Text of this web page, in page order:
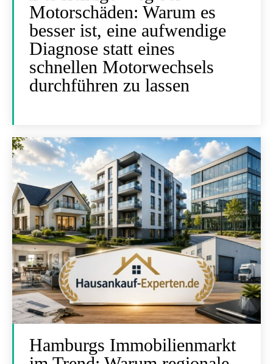
Motorschäden: Warum es
besser ist, eine aufwendige
Diagnose statt eines
schnellen Motorwechsels
durchführen zu lassen
Hamburgs Immobilienmarkt